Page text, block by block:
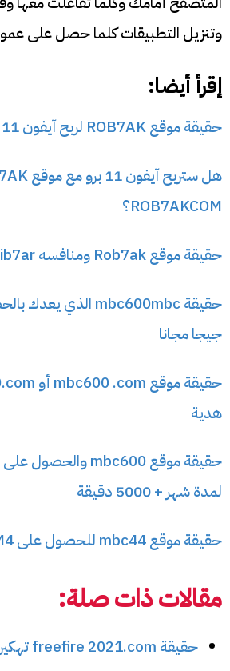
وتنزيل التطبيقات كلما حصل على
إقرأ أيضا:
حقيقة موقع ROB7AK لربح آيفون 11 برو 2020
ROB7AKCOM؟
حقيقة موقع Rob7ak ومنافسه Rib7ar لربح هواتف آيفون
جيجا مجانا
هدية
لمدة شهر + 5000 دقيقة
حقيقة موقع mbc44 للحصول على M4 التلجي
مقالات ذات صلة:
حقيقة freefire 2021.com تهكير جواهر فري فاير